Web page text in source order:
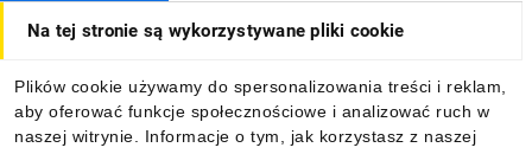
Na tej stronie są wykorzystywane pliki cookie
Plików cookie używamy do spersonalizowania treści i reklam,
aby oferować funkcje społecznościowe i analizować ruch w
naszej witrynie. Informacje o tym, jak korzystasz z naszej
Informacje